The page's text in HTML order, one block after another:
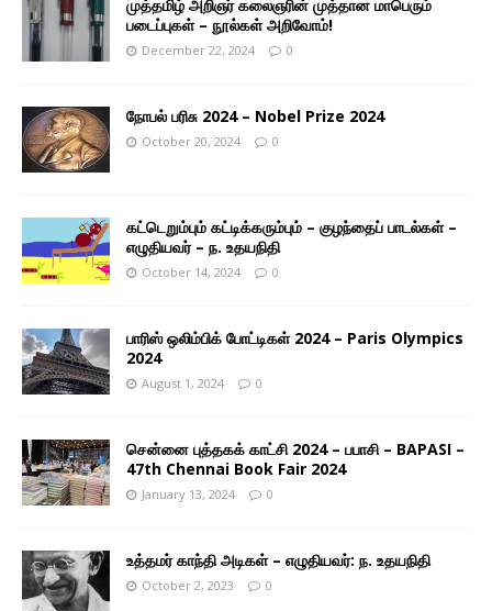
முத்தமிழ் அறிஞர் கலைஞரின் முத்தான மாபெரும்
படைப்புகள் – நூல்கள் அறிவோம்!
December 22, 2024 0
நோபல் பரிசு 2024 – Nobel Prize 2024
October 20, 2024 0
கட்டெறும்பும் கட்டிக்கரும்பும் – குழந்தைப் பாடல்கள் –
எழுதியவர் – ந. உதயநிதி
October 14, 2024 0
பாரிஸ் ஒலிம்பிக் போட்டிகள் 2024 – Paris Olympics
2024
August 1, 2024 0
சென்னை புத்தகக் காட்சி 2024 – பபாசி – BAPASI –
47th Chennai Book Fair 2024
January 13, 2024 0
உத்தமர் காந்தி அடிகள் – எழுதியவர்: ந. உதயநிதி
October 2, 2023 0